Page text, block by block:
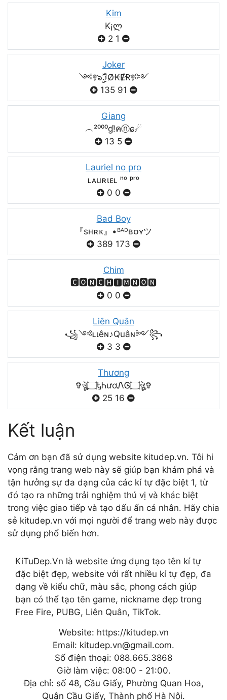
Kim
K¡ლ
2 1
Joker
༺࿈๖ۣۣۜℑØ₭ɆꞦ࿈༻
135 91
Giang
︵²⁰⁰⁰ɠ!คⓝɕ☄
13 5
Lauriel no pro
ʟᴀuʀιᴇʟ ⁿᵒ ᵖʳᵒ
0 0
Bad Boy
『sʜʀᴋ』•ᴮᴬᴰʙᴏʏツ
389 173
Chim
🅲🅾🅽🅲🅷🅸🅼🅽🅾🅽
0 0
Liên Quân
꧁༺ʟιêɴ♪Quâɴ༻꧂
3 3
Thương
✞ঔৣ۝ᎿᏂươᏁᎶ۝ঔৣ✞
25 16
Kết luận
Cảm ơn bạn đã sử dụng website kitudep.vn. Tôi hi
vọng rằng trang web này sẽ giúp bạn khám phá và
tận hưởng sự đa dạng của các kí tự đặc biệt 1, từ
đó tạo ra những trải nghiệm thú vị và khác biệt
trong việc giao tiếp và tạo dấu ấn cá nhân. Hãy chia
sẻ kitudep.vn với mọi người để trang web này được
sử dụng phổ biến hơn.
KiTuDep.Vn là website ứng dụng tạo tên kí tự
đặc biệt đẹp, website với rất nhiều kí tự đẹp, đa
dạng về kiểu chữ, màu sắc, phong cách giúp
bạn có thể tạo tên game, nickname đẹp trong
Free Fire, PUBG, Liên Quân, TikTok.
Website: https://kitudep.vn
Email: kitudep.vn@gmail.com.
Số điện thoại: 088.665.3868
Giờ làm việc: 08:00 - 21:00.
Địa chỉ: số 48, Cầu Giấy, Phường Quan Hoa,
Quận Cầu Giấy, Thành phố Hà Nội.